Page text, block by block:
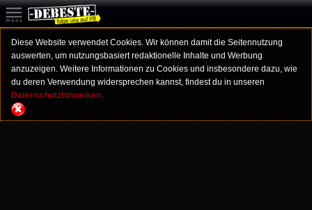
Diese Website verwendet Cookies. Wir können damit die Seitennutzung
auswerten, um nutzungsbasiert redaktionelle Inhalte und Werbung
anzuzeigen. Weitere Informationen zu Cookies und insbesondere dazu, wie
du deren Verwendung widersprechen kannst, findest du in unseren
Datenschutzhinweisen.